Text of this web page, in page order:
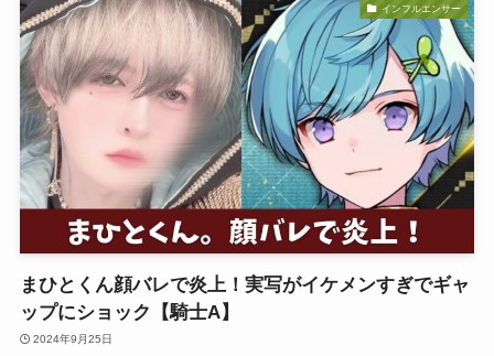
インフルエンサー
まひとくん顔バレで炎上！実写がイケメンすぎでギャ
ップにショック【騎士A】
2024年9月25日